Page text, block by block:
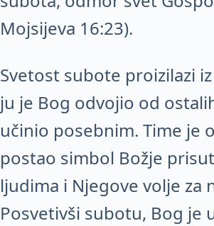
Mojsijeva 16:23).
Svetost subote proizilazi
ju je Bog odvojio od
učinio posebnim. Time je
postao simbol Božje
ljudima i Njegove volje za
Posvetivši subotu, Bog je